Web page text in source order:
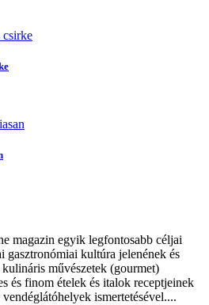
magazin egyik legfontosabb céljai
gasztronómiai kultúra jelenének és
művészetek (gourmet)
és finom ételek és italok receptjeinek
ismertetésével....